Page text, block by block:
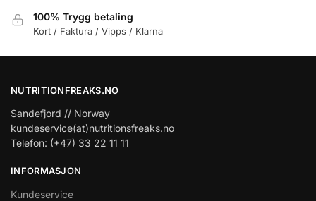
100% Trygg betaling
Kort / Faktura / Vipps / Klarna
NUTRITIONFREAKS.NO
Sandefjord // Norway
kundeservice(at)nutritionsfreaks.no
Telefon: (+47) 33 22 11 11
INFORMASJON
Kundeservice